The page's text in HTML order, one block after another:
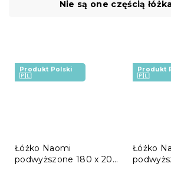
Nie są one częścią
Produkt Polski
🇵🇱
Łóżko Naomi
podwyższone 180 x 200
Produkt
🇵🇱
Łóżko